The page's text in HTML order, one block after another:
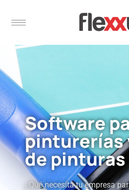
Software
pinturerías
de pinturas
¿Qué necesita tu empresa